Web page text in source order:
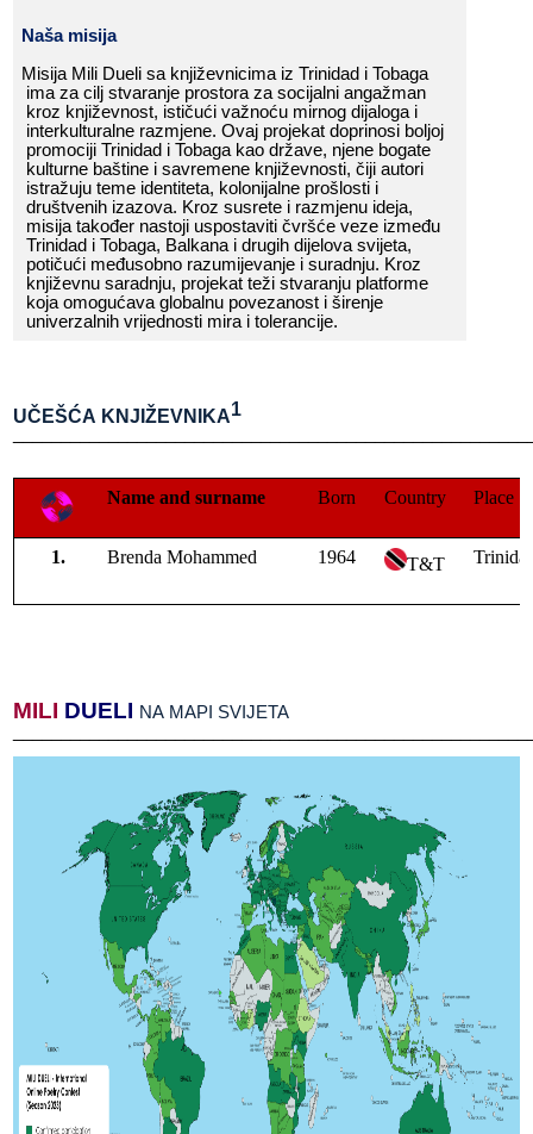
Naša​​ misija
Misija​​ Mili​​ Dueli ​​ sa​​ književnicima​​ iz​​ Trinidad​​ i​​ Tobaga​​
ima​​ za​​ cilj​​ stvaranje​​ prostora​​ za​​ socijalni​​ angažman​​
kroz​​ književnost,​​ ističući​​ važnoću​​ mirnog​​ dijaloga​​ i​​
interkulturalne​​ razmjene.​​ Ovaj​​ projekat​​ doprinosi​​ boljoj​​
promociji​​ Trinidad​​ i​​ Tobaga​​ kao​​ države,​​ njene​​ bogate​​
kulturne​​ baštine​​ i​​ savremene​​ književnosti,​​ čiji​​ autori​​
istražuju​​ teme​​ identiteta,​​ kolonijalne​​ prošlosti​​ i​​
društvenih​​ izazova.​​ Kroz​​ susrete​​ i​​ razmjenu​​ ideja,​​
misija​​ također​​ nastoji​​ uspostaviti​​ čvršće​​ veze​​ između​​
Trinidad​​ i​​ Tobaga,​​ Balkana​​ i​​ drugih​​ dijelova​​ svijeta,​​
potičući​​ međusobno​​ razumijevanje​​ i​​ suradnju.​​ Kroz​​
književnu​​ saradnju,​​ projekat​​ teži​​ stvaranju​​ platforme​​
koja​​ omogućava​​ globalnu​​ povezanost​​ i​​ širenje​​
univerzalnih​​ vrijednosti​​ mira​​ i​​ tolerancije.
UČEŠĆA​​ KNJIŽEVNIKA1
Name​​ and​​ surname Born Country Place
Brenda​​ Mohammed 1964 T&T
MILI DUELI NA​​ MAPI​​ SVIJETA